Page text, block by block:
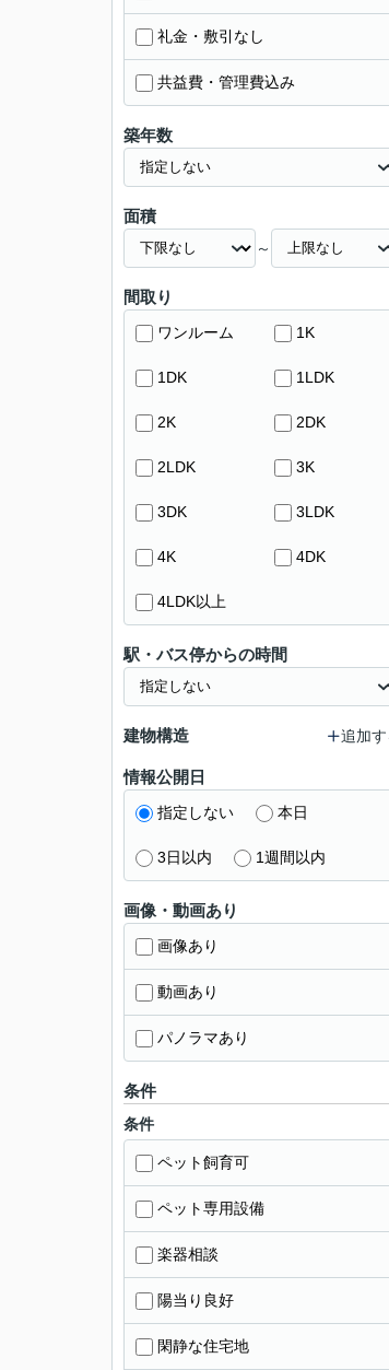
礼金・敷引なし
共益費・管理費込み
築年数
面積
～
間取り
ワンルーム 1K
1DK 1LDK
2K 2DK
2LDK 3K
3DK 3LDK
4K 4DK
4LDK以上
駅・バス停からの時間
建物構造 追加す
情報公開日
指定しない 本日
3日以内 1週間以内
画像・動画あり
画像あり
動画あり
パノラマあり
条件
条件
ペット飼育可
ペット専用設備
楽器相談
陽当り良好
閑静な住宅地